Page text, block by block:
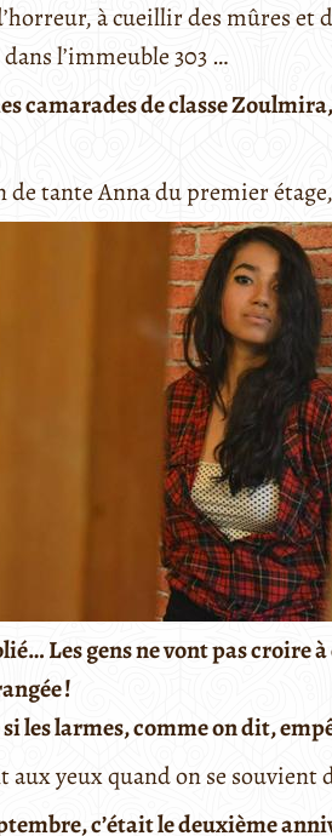
à cueillir des mûres et
l’immeuble 303 …
camaradesdeclasseZoulmira,
de tante Anna du premier
Les gens ne vont pas croire
!
les larmes, comme on dit,
yeux quand on se souvient
c’était le deuxième